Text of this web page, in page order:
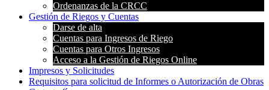
Ordenanzas de la CRCC
Gestión de Riegos y Cuentas
Darse de alta
Cuentas para Ingresos de Riego
Cuentas para Otros Ingresos
Acceso a la Gestión de Riegos Online
Impresos y Solicitudes
Requisitos para solicitud de Informes o Autorización de Obras